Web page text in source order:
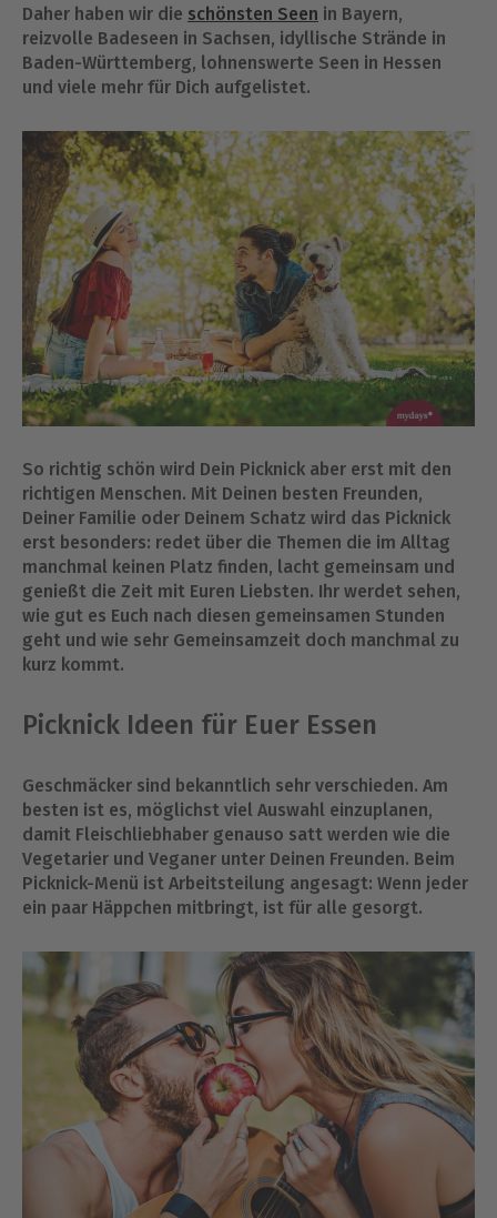
Daher haben wir die schönsten Seen in Bayern,
reizvolle Badeseen in Sachsen, idyllische Strände in
Baden-Württemberg, lohnenswerte Seen in Hessen
und viele mehr für Dich aufgelistet.
So richtig schön wird Dein Picknick aber erst mit den
richtigen Menschen. Mit Deinen besten Freunden,
Deiner Familie oder Deinem Schatz wird das Picknick
erst besonders: redet über die Themen die im Alltag
manchmal keinen Platz finden, lacht gemeinsam und
genießt die Zeit mit Euren Liebsten. Ihr werdet sehen,
wie gut es Euch nach diesen gemeinsamen Stunden
geht und wie sehr Gemeinsamzeit doch manchmal zu
kurz kommt.
Picknick Ideen für Euer Essen
Geschmäcker sind bekanntlich sehr verschieden. Am
besten ist es, möglichst viel Auswahl einzuplanen,
damit Fleischliebhaber genauso satt werden wie die
Vegetarier und Veganer unter Deinen Freunden. Beim
Picknick-Menü ist Arbeitsteilung angesagt: Wenn jeder
ein paar Häppchen mitbringt, ist für alle gesorgt.